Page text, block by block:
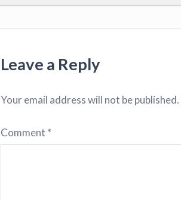
Leave a Reply
Your email address will not be published.
Comment *